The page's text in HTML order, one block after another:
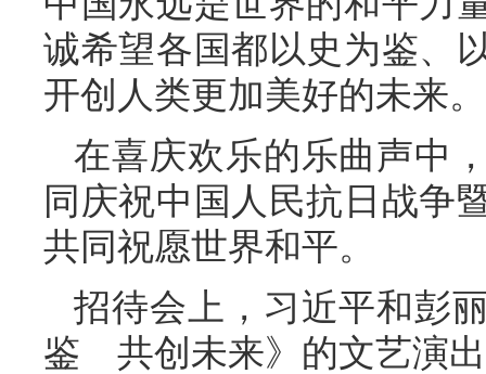
诚希望各国都以史为鉴、
开创人类更加美好的未来。
在喜庆欢乐的乐曲声中
同庆祝中国人民抗日战争
共同祝愿世界和平。
招待会上，习近平和彭
鉴 共创未来》的文艺演